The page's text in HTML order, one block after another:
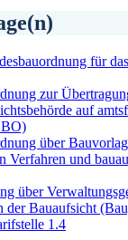
für
zur
auf
über
Verfahren und
über
der Bauaufsicht
1.4